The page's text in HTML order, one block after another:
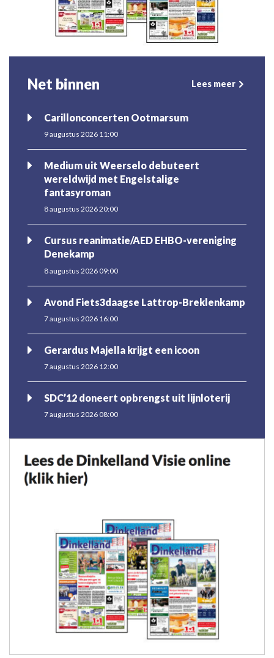
Net binnen Lees meer
Carillonconcerten Ootmarsum
9 augustus 2026 11:00
Medium uit Weerselo debuteert
wereldwijd met Engelstalige
fantasyroman
8 augustus 2026 20:00
Cursus reanimatie/AED EHBO-vereniging
Denekamp
8 augustus 2026 09:00
Avond Fiets3daagse Lattrop-Breklenkamp
7 augustus 2026 16:00
Gerardus Majella krijgt een icoon
7 augustus 2026 12:00
SDC’12 doneert opbrengst uit lijnloterij
7 augustus 2026 08:00